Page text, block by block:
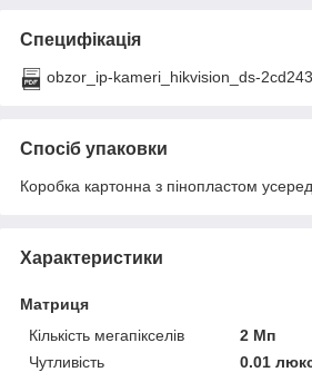
Специфікація
obzor_ip-kameri_hikvision_ds-
Спосіб упаковки
Коробка картонна з пінопластом
Характеристики
Матриця
Кількість мегапікселів
2 Мп
Чутливість
0.01